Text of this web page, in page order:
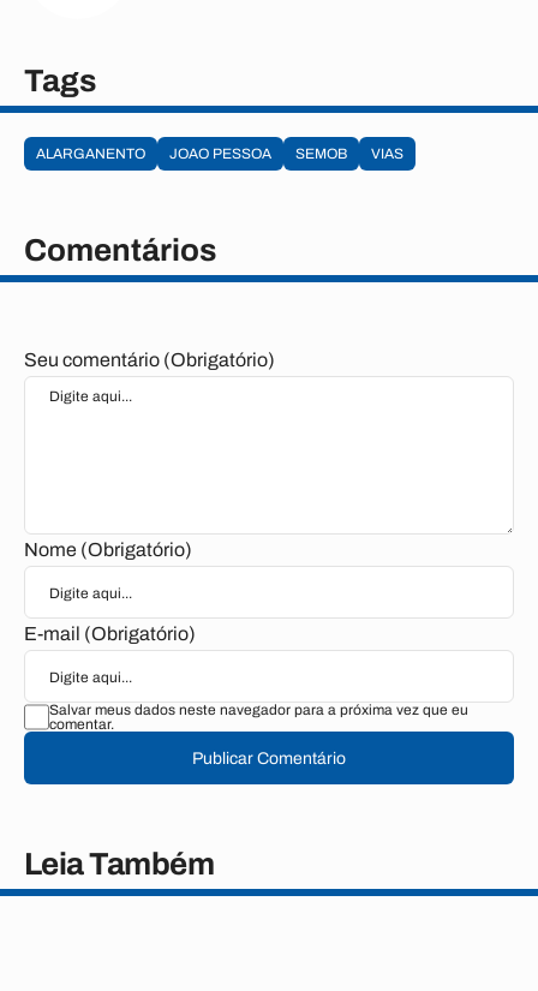
Tags
ALARGANENTO JOAO PESSOA SEMOB VIAS
Comentários
Seu comentário (Obrigatório)
Nome (Obrigatório)
E-mail (Obrigatório)
Salvar meus dados neste navegador para a próxima vez que eu
comentar.
Publicar Comentário
Leia Também